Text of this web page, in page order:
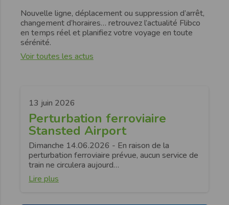
Nouvelle ligne, déplacement ou suppression d’arrêt,
changement d’horaires… retrouvez l’actualité Flibco
en temps réel et planifiez votre voyage en toute
sérénité.
Voir toutes les actus
13 juin 2026
Perturbation ferroviaire
Stansted Airport
Dimanche 14.06.2026 - En raison de la
perturbation ferroviaire prévue, aucun service de
train ne circulera aujourd…
Lire plus